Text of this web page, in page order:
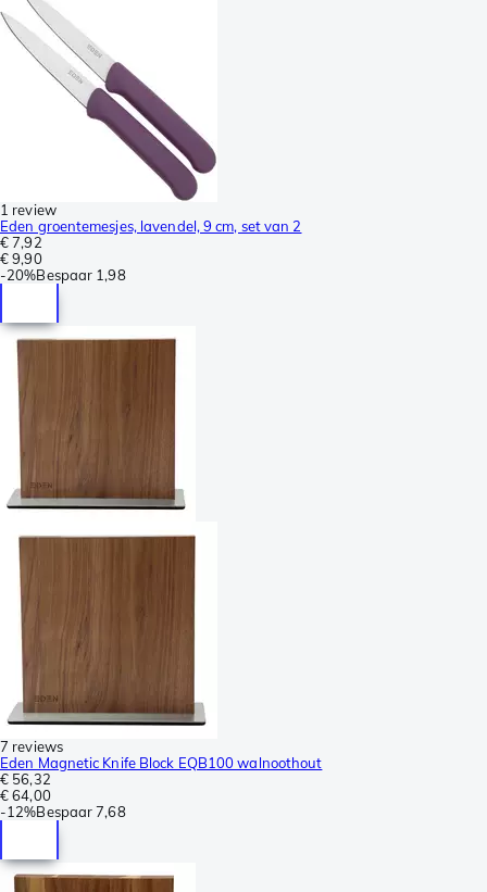
1 review
Eden groentemesjes, lavendel, 9 cm, set van 2
€ 7,92
€ 9,90
-20%Bespaar 1,98
7 reviews
Eden Magnetic Knife Block EQB100 walnoothout
€ 56,32
€ 64,00
-12%Bespaar 7,68